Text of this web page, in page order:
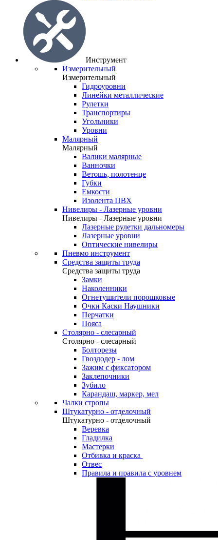
Инструмент
Измерительный
Измерительный
Гидроуровни
Линейки металлические
Рулетки
Транспортиры
Угольники
Уровни
Малярный
Малярный
Валики малярные
Ванночки
Ветошь, полотенце
Губки
Емкости
Изолента ПВХ
Нивелиры - Лазерные уровни
Нивелиры - Лазерные уровни
Лазерные рулетки дальномеры
Лазерные уровни
Оптические нивелиры
Пневмо инструмент
Средства защиты труда
Средства защиты труда
Замки
Наколенники
Огнетушители порошковые
Очки Каски Наушники
Перчатки
Пояса
Столярно - слесарный
Столярно - слесарный
Болторезы
Гвоздодер - лом
Зажим с фиксатором
Заклепочники
Зубило
Карандаш, маркер, мел
Чалки стропы
Штукатурно - отделочный
Штукатурно - отделочный
Веревка
Гладилка
Мастерки
Отбивка и краска
Отвес
Правила и правила с уровнем